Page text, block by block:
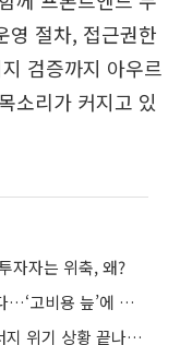
영 절차, 접근권한
검증까지 아우르
소리가 커지고 있
자자는 위축, 왜?
전쟁이 끝나도 유가는 돌아오지 않는다…‘고비용 늪’에 빠져드는 韓 경제
산업부 "트럼프 종전 선언해도 韓 에너지 위기 상황 끝나지 않아"